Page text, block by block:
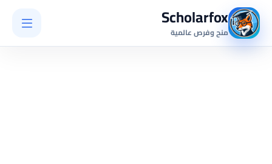
Scholarfox
منح وفرص عالمية